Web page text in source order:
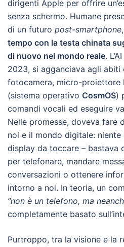
dirigenti Apple per offrire
senza schermo. Humane
di un futuro post-smartphone
tempo con la testa chinata
di nuovo nel mondo reale.
2023, si agganciava agli abiti
fotocamera, micro-proiettore
(sistema operativo CosmOS)
comandi vocali ed eseguire
Nelle promesse, doveva fare
noi e il mondo digitale:
display da toccare – bastava
per telefonare, mandare
conversazioni o ottenere
intorno a noi. In teoria, un
“non è un telefono, ma
completamente basato
Purtroppo, tra la visione e la